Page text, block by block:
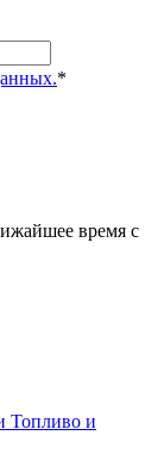
*
время с
Топливо и